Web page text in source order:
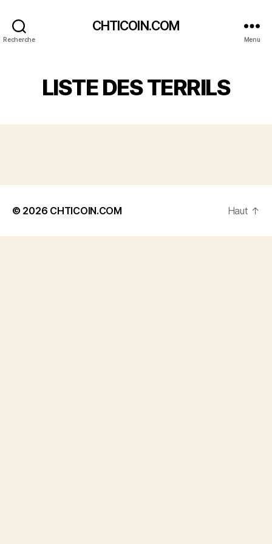
Recherche
CHTICOIN.COM
Menu
LISTE DES TERRILS
© 2026 CHTICOIN.COM Haut ↑